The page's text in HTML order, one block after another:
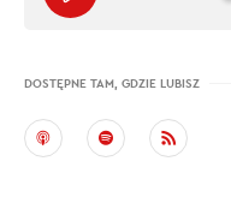
DOSTĘPNE TAM, GDZIE LUBISZ